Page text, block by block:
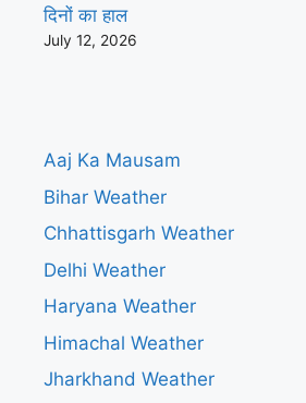
दिनों का हाल
July 12, 2026
Aaj Ka Mausam
Bihar Weather
Chhattisgarh Weather
Delhi Weather
Haryana Weather
Himachal Weather
Jharkhand Weather